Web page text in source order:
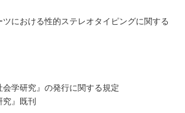
における性的ステレオタイピングに関する
学研究』の発行に関する規定
究』既刊